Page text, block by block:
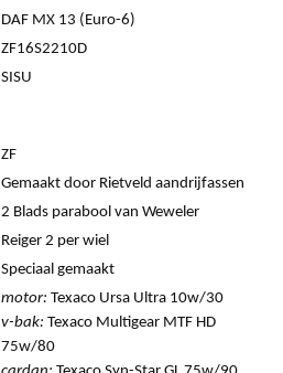
DAF MX 13 (Euro-6)
ZF16S2210D
SISU
ZF
Gemaakt door Rietveld aandrijfassen
2 Blads parabool van Weweler
Reiger 2 per wiel
Speciaal gemaakt
motor: Texaco Ursa Ultra 10w/30
v-bak: Texaco Multigear MTF HD
75w/80